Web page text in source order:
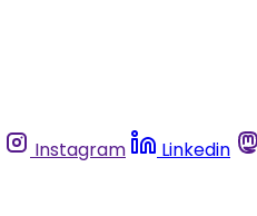
Instagram Linkedin